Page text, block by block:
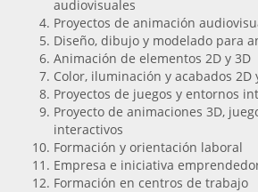
audiovisuales
Proyectos de animación
Diseño, dibujo y modelado para
Animación de elementos 2D y 3D
Color, iluminación y acabados 2D
Proyectos de juegos y entornos
Proyecto de animaciones 3D,
interactivos
Formación y orientación laboral
Empresa e iniciativa
Formación en centros de trabajo